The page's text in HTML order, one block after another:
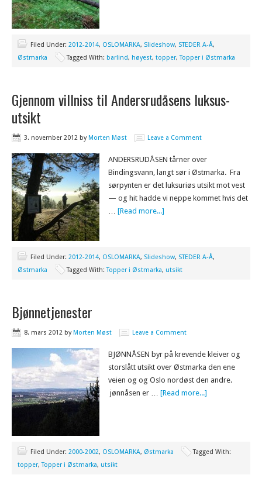
Filed Under: 2012-2014, OSLOMARKA, Slideshow, STEDER A-Å,
Østmarka
Tagged With: barlind, høyest, topper,Topper i Østmarka
Gjennom villniss til Andersrudåsens luksus-
utsikt
3. november 2012 byMorten Møst Leave a Comment
ANDERSRUDÅSEN tårner over
Bindingsvann, langt sør i Østmarka. Fra
sørpynten er det luksuriøs utsikt mot vest
— og hit hadde vi neppe kommet hvis det
… [Read more...]
Filed Under: 2012-2014, OSLOMARKA, Slideshow, STEDER A-Å,
Østmarka
Tagged With:Topper i Østmarka, utsikt
Bjønnetjenester
8. mars 2012 byMorten Møst Leave a Comment
BJØNNÅSEN byr på krevende kleiver og
storslått utsikt over Østmarka den ene
veien og og Oslo nordøst den andre.
jønnåsen er … [Read more...]
Filed Under: 2000-2002, OSLOMARKA, Østmarka
Tagged With:
topper,Topper i Østmarka, utsikt